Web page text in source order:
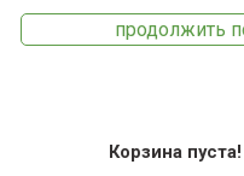
продолжить
Корзина пуста!